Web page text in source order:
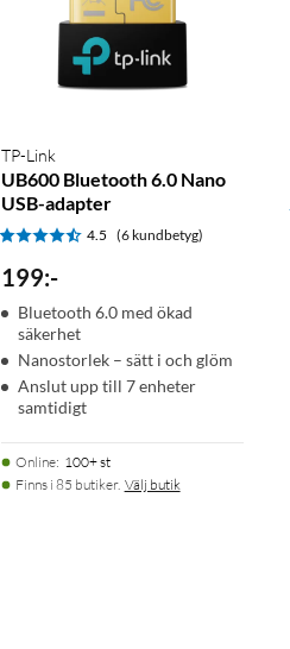
TP-Link
UB600 Bluetooth 6.0 Nano
USB-adapter
4.5 (6 kundbetyg)
199:-
Bluetooth 6.0 med ökad
säkerhet
Nanostorlek – sätt i och glöm
Anslut upp till 7 enheter
samtidigt
Online: 100+ st
Finns i 85 butiker. Välj butik